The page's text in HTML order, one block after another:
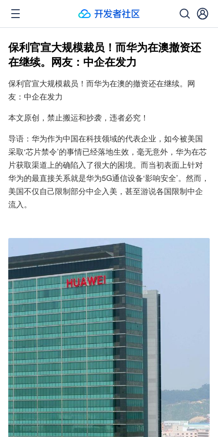
保利官宣大规模裁员！而华为在澳撤资还
在继续。网友：中企在发力
保利官宣大规模裁员！而华为在澳的撤资还在继续。网
友：中企在发力
本文原创，禁止搬运和抄袭，违者必究！
导语：华为作为中国在科技领域的代表企业，如今被美国
采取‘芯片禁令’的事情已经落地生效，毫无意外，华为在芯
片获取渠道上的确陷入了很大的困境。而当初表面上针对
华为的最直接关系就是华为5G通信设备‘影响安全’。然而，
美国不仅自己限制部分中企入美，甚至游说各国限制中企
流入。